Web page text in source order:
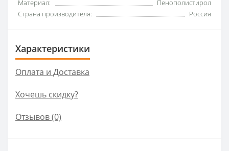
Материал:
Пенополистирол
Страна производителя:
Россия
Характеристики
Оплата и Доставка
Хочешь скидку?
Отзывов (0)